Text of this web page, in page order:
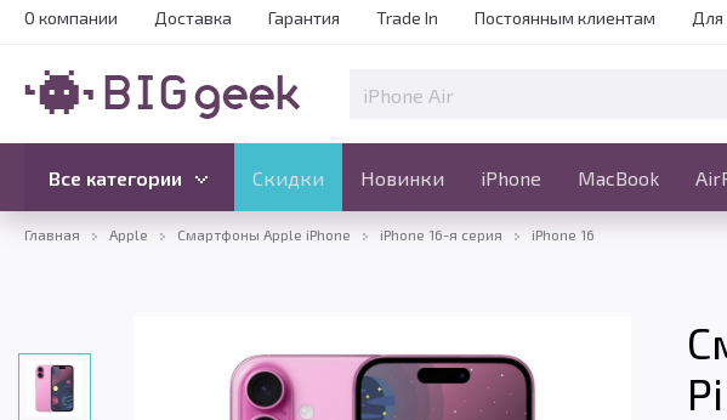
О компании Доставка Гарантия Trade In Постоянным клиентам Для
Все категории Скидки Новинки iPhone MacBook
Скидки Новинки iPhone MacBook
Все категории
Главная Apple Смартфоны Apple iPhone iPhone 16-я серия iPhone 16